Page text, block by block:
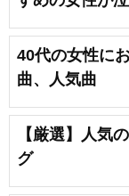
40代の女性に
曲、人気曲
【厳選】人気
グ